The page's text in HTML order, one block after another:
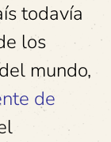
todavía
los
mundo,
de